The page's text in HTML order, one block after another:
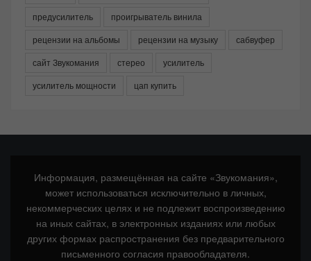
предусилитель
проигрыватель винила
рецензии на альбомы
рецензии на музыку
сабвуфер
сайт Звукомания
стерео
усилитель
усилитель мощности
цап купить
Информация, размещённая на сайте «Звукомания»,
может использоваться исключительно в личных,
некоммерческих целях и не подлежит воспроизведению
на иных сайтах, в электронных изданиях или любых
других формах распространения без предварительного
письменного согласия правообладателя.